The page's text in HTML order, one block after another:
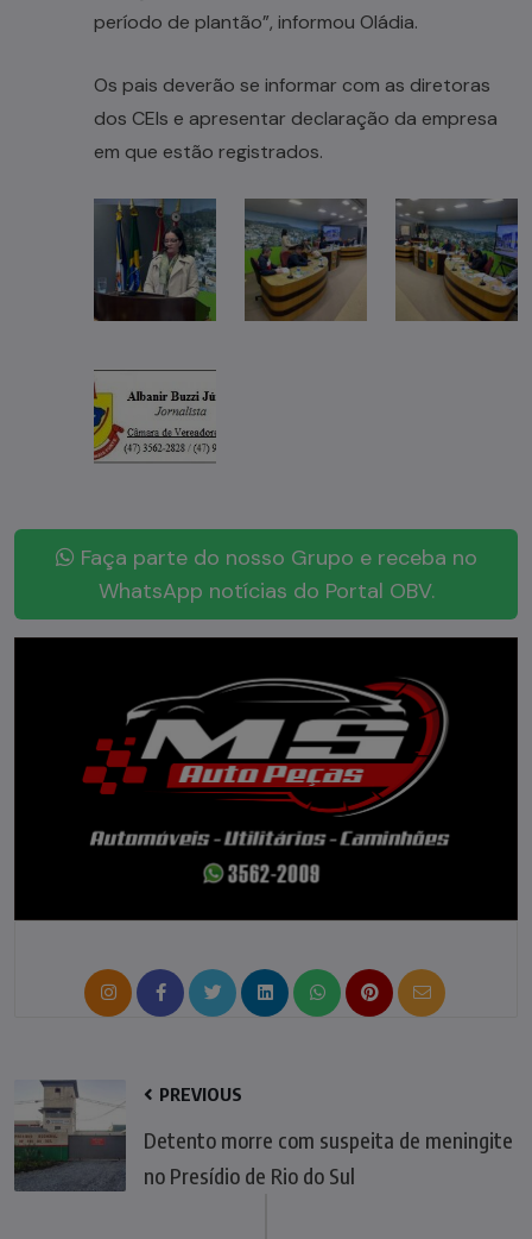
período de plantão”, informou Oládia.
Os pais deverão se informar com as diretoras
dos CEIs e apresentar declaração da empresa
em que estão registrados.
Faça parte do nosso Grupo e receba no
WhatsApp notícias do Portal OBV.
PREVIOUS
Detento morre com suspeita de meningite
no Presídio de Rio do Sul